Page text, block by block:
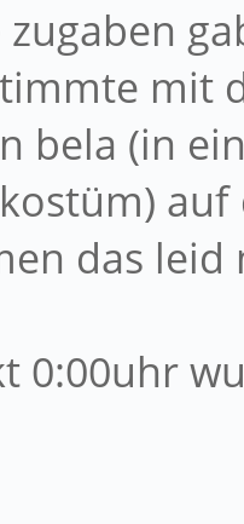
mit
bela (in
das leid
0:00uhr